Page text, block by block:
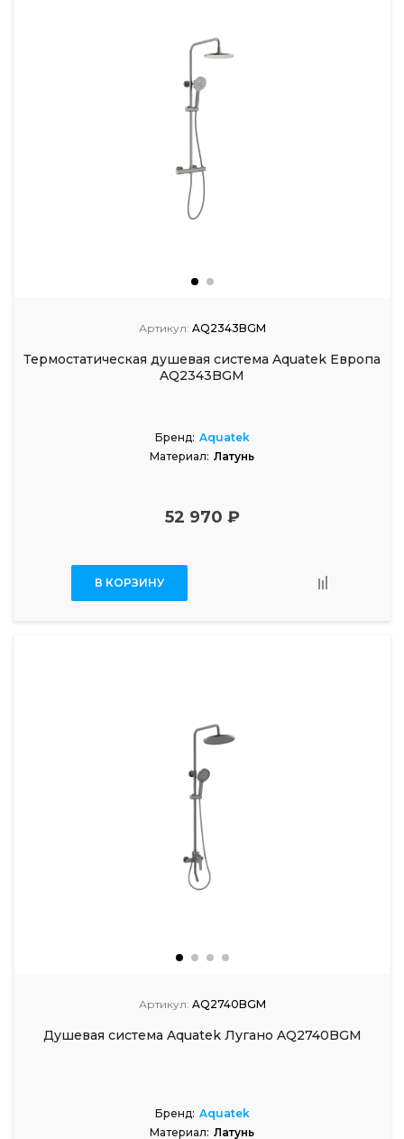
Артикул: AQ2343BGM
Термостатическая душевая система Aquatek Европа
AQ2343BGM
Бренд: Aquatek
Материал: Латунь
52 970 ₽
В КОРЗИНУ
Артикул: AQ2740BGM
Душевая система Aquatek Лугано AQ2740BGM
Бренд: Aquatek
Материал: Латунь